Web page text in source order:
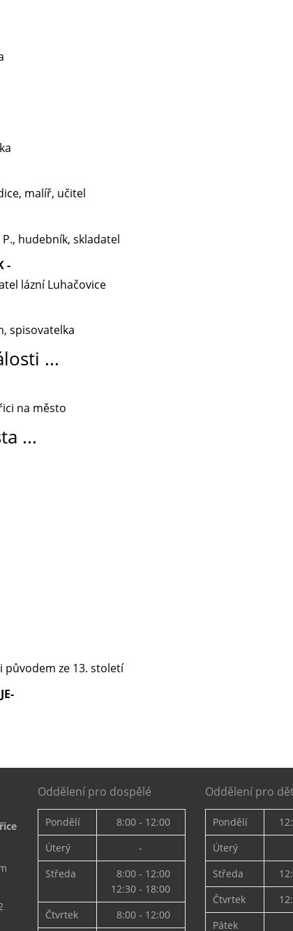
malíř, učitel
hudebník, skladatel
-
lázní Luhačovice
spisovatelka
...
na město
...
původem ze 13. století
Oddělení pro dospělé
Pondělí
8:00 - 12:00
Úterý
-
Středa
8:00 - 12:00
12:30 - 18:00
Čtvrtek
8:00 - 12:00
Oddělení pro
Pondělí
Úterý
Středa
Čtvrtek
Pátek